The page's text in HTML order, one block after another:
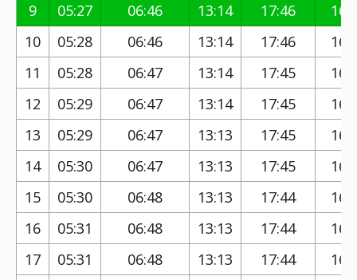
9
05:27 06:46 13:14 17:46
10
05:28 06:46 13:14 17:46
11
05:28 06:47 13:14 17:45
12
05:29 06:47 13:14 17:45
13
05:29 06:47 13:13 17:45
14
05:30 06:47 13:13 17:45
15
05:30 06:48 13:13 17:44
16
05:31 06:48 13:13 17:44
17
05:31 06:48 13:13 17:44